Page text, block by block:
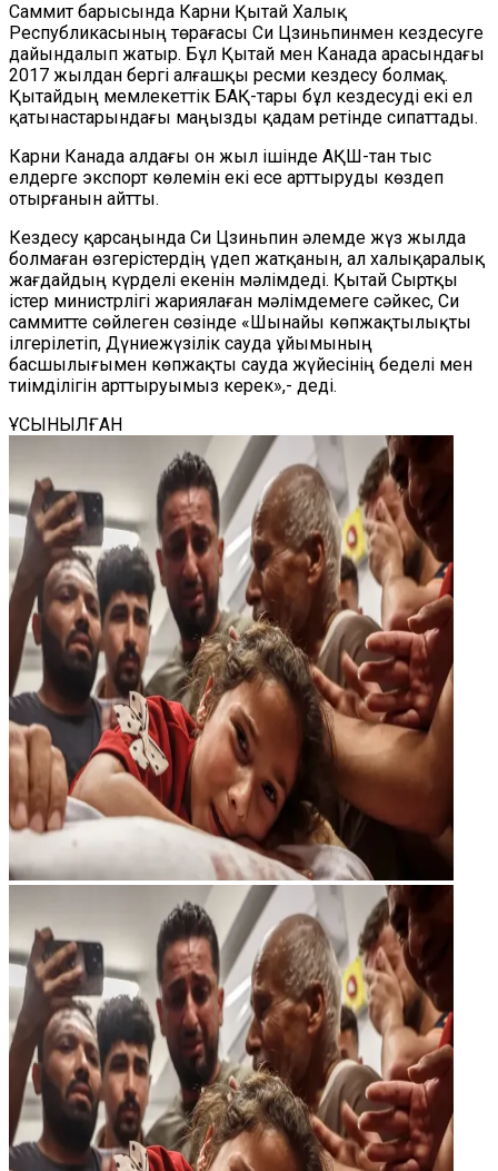
Саммит барысында Карни Қытай Халық
Республикасының төрағасы Си Цзиньпинмен кездесуге
дайындалып жатыр. Бұл Қытай мен Канада арасындағы
2017 жылдан бергі алғашқы ресми кездесу болмақ.
Қытайдың мемлекеттік БАҚ-тары бұл кездесуді екі ел
қатынастарындағы маңызды қадам ретінде сипаттады.
Карни Канада алдағы он жыл ішінде АҚШ-тан тыс
елдерге экспорт көлемін екі есе арттыруды көздеп
отырғанын айтты.
Кездесу қарсаңында Си Цзиньпин әлемде жүз жылда
болмаған өзгерістердің үдеп жатқанын, ал халықаралық
жағдайдың күрделі екенін мәлімдеді. Қытай Сыртқы
істер министрлігі жариялаған мәлімдемеге сәйкес, Си
саммитте сөйлеген сөзінде «Шынайы көпжақтылықты
ілгерілетіп, Дүниежүзілік сауда ұйымының
басшылығымен көпжақты сауда жүйесінің беделі мен
тиімділігін арттыруымыз керек»,- деді.
ҰСЫНЫЛҒАН